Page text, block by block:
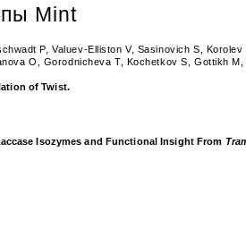
Mint
P, Valuev-Elliston V, Sasinovich S, Korolev
O, Gorodnicheva T, Kochetkov S, Gottikh M,
of Twist.
Isozymes and Functional Insight From
×